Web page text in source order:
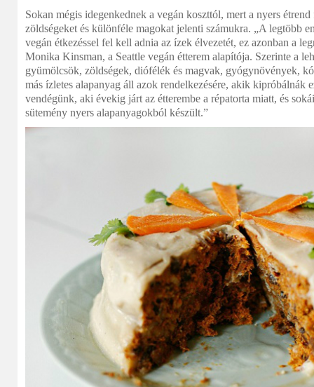
Sokan mégis idegenkednek a vegán koszttól, mert a nyers
zöldségeket és különféle magokat jelenti számukra. „A legtöbb
vegán étkezéssel fel kell adnia az ízek élvezetét, ez azonban a
Monika Kinsman, a Seattle vegán étterem alapítója. Szerinte a
gyümölcsök, zöldségek, diófélék és magvak, gyógynövények,
más ízletes alapanyag áll azok rendelkezésére, akik kipróbálnák
vendégünk, aki évekig járt az étterembe a répatorta miatt, és
sütemény nyers alapanyagokból készült.”